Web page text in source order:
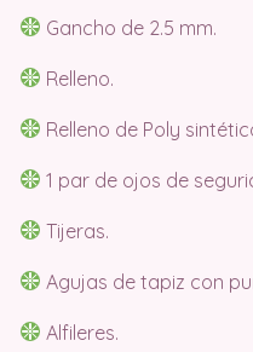
Gancho de 2.5 mm.
Relleno.
Relleno de Poly
1 par de ojos de
Tijeras.
Agujas de tapiz con
Alfileres.